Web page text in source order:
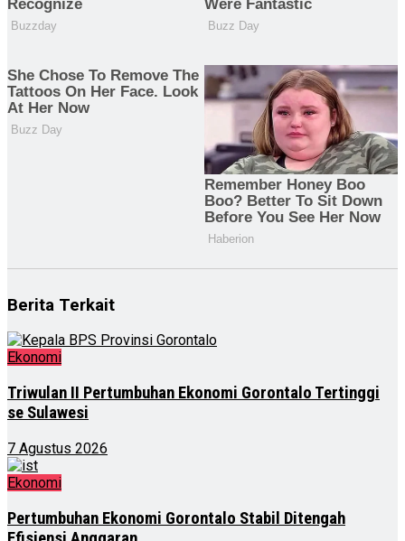
Berita Terkait
Ekonomi
Triwulan II Pertumbuhan Ekonomi Gorontalo Tertinggi
se Sulawesi
7 Agustus 2026
Ekonomi
Pertumbuhan Ekonomi Gorontalo Stabil Ditengah